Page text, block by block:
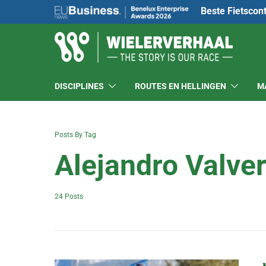
Beste
DISCIPLINES ROUTES EN HELLINGEN
Posts By Tag
Alejandro
24 Posts